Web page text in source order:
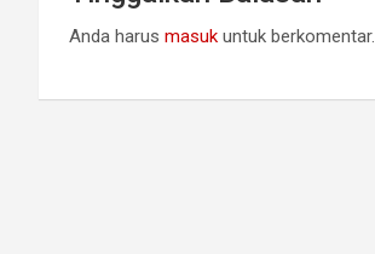
Anda harus masuk untuk berkomentar.